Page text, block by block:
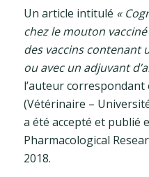
Un article intitulé «
chez le mouton
des vaccins contenant
ou avec un adjuvant
l’auteur correspondant
(Vétérinaire –
a été accepté et publié
Pharmacological
2018.